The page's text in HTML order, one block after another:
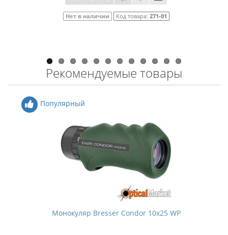
Нет в наличии Код товара: 271-01
Рекомендуемые товары
Популярный
Монокуляр Bresser Condor 10x25 WP